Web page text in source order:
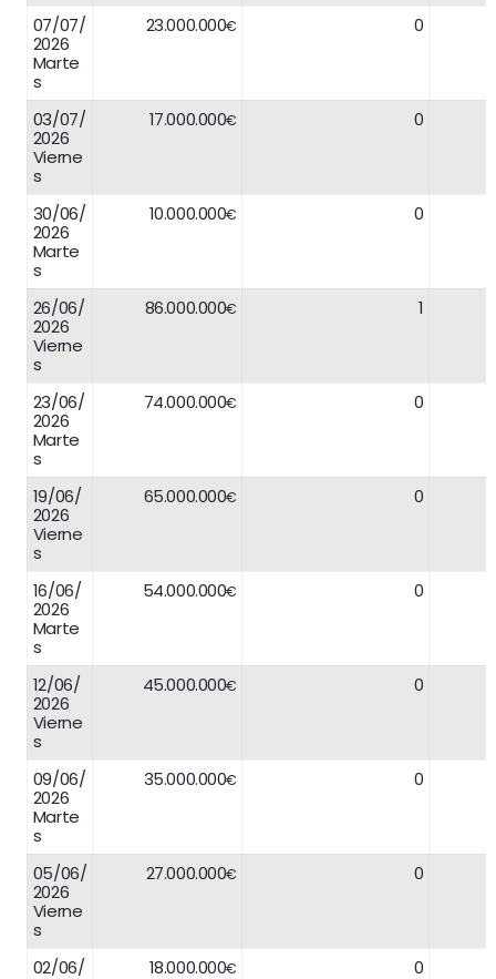
07/07/
2026
Marte
s
23.000.000€ 0
03/07/
2026
Vierne
s
17.000.000€ 0
30/06/
2026
Marte
s
10.000.000€ 0
26/06/
2026
Vierne
s
86.000.000€ 1
23/06/
2026
Marte
s
74.000.000€ 0
19/06/
2026
Vierne
s
65.000.000€ 0
16/06/
2026
Marte
s
54.000.000€ 0
12/06/
2026
Vierne
s
45.000.000€ 0
09/06/
2026
Marte
s
35.000.000€ 0
05/06/
2026
Vierne
s
27.000.000€ 0
02/06/
18.000.000€ 0